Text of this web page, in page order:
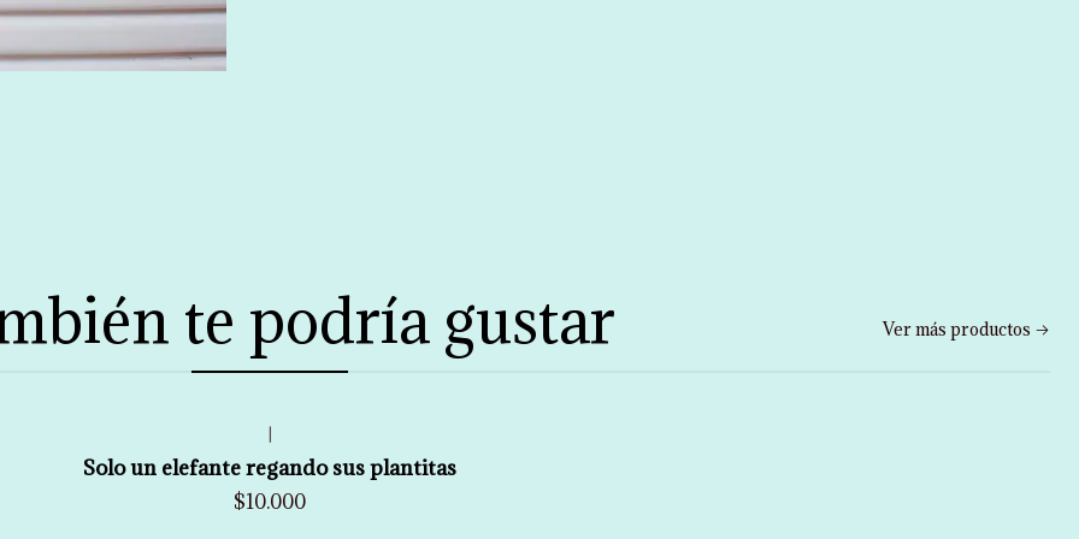
te podría gustar Ver más productos
Solo un elefante regando sus plantitas
$10.000